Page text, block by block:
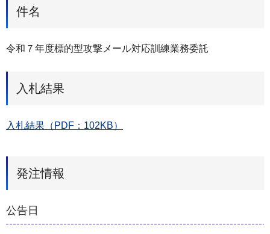
件名
令和７年度標的型攻撃メール対応訓練業務委託
入札結果
入札結果（PDF：102KB）
発注情報
公告日